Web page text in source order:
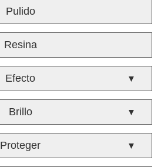
Pulido
Resina
Efecto ▼
Brillo ▼
Proteger ▼